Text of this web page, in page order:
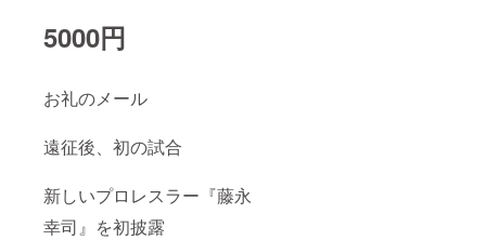
5000円
お礼のメール
遠征後、初の試合
新しいプロレスラー『藤永
幸司』を初披露